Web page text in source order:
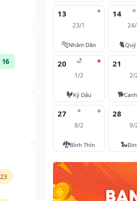
16
13
23/1
🐅Nhâm Dần
⭐
14
🐈Quý
🌙
20
1/2
🐓Kỷ Dậu
21
2/
🐕
⭐
27
8/2
🐉Bính Thìn
28
9/
🐍